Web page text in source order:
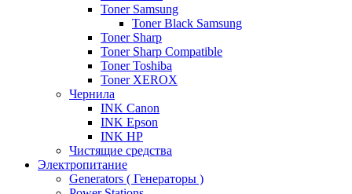
Toner Samsung
Toner Black Samsung
Toner Sharp
Toner Sharp Compatible
Toner Toshiba
Toner XEROX
Чернила
INK Canon
INK Epson
INK HP
Чистящие средства
Электропитание
Generators ( Генераторы )